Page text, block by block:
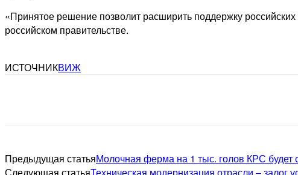
«Принятое решение позволит расширить поддержку
российском правительстве.
ИСТОЧНИКВИЖ
Предыдущая статьяМолочная ферма на 1 тыс. голов КРС будет